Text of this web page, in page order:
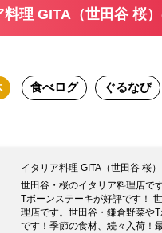
す。 大切な日のご利
楽しみ頂ける食材を
田耕二のおまかせコ
い。
料理 GITA（世田谷 桜
食べログ ぐるなび
イタリア料理 GITA（世田谷 桜）
世田谷・桜のイタリア料理店で
Tボーンステーキが好評です！
理店です。世田谷・鎌倉野菜や
です！季節の食材、続々入荷！